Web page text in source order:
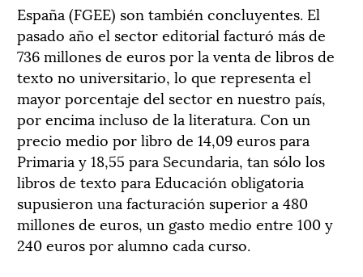
España (FGEE) son también concluyentes. El
pasado año el sector editorial facturó más de
736 millones de euros por la venta de libros de
texto no universitario, lo que representa el
mayor porcentaje del sector en nuestro país,
por encima incluso de la literatura. Con un
precio medio por libro de 14,09 euros para
Primaria y 18,55 para Secundaria, tan sólo los
libros de texto para Educación obligatoria
supusieron una facturación superior a 480
millones de euros, un gasto medio entre 100 y
240 euros por alumno cada curso.